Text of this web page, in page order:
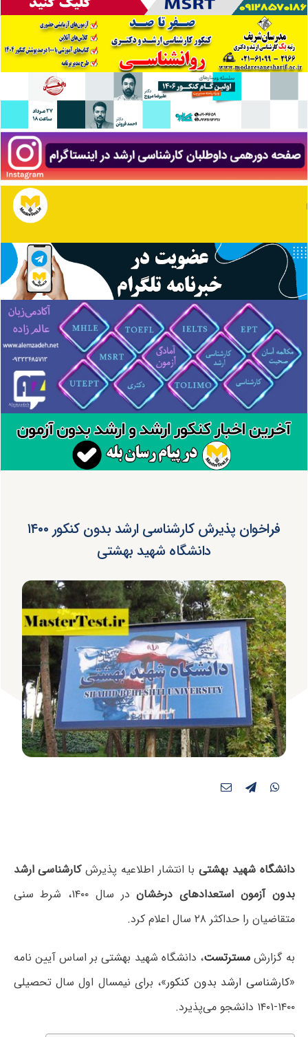
فراخوان پذیرش کارشناسی ارشد بدون کنکور ۱۴۰۰
دانشگاه شهید بهشتی
دانشگاه شهید بهشتی با انتشار اطلاعیه پذیرشکارشناسی ارشد
بدون آزمون استعدادهای درخشان
در سال ۱۴۰۰، شرط سنی
متقاضیان را حداکثر ۲۸ سال اعلام کرد.
به گزارشمسترتست، دانشگاه شهید بهشتی بر اساس آیین نامه
«کارشناسی ارشد بدون کنکور»، برای نیمسال اول سال تحصیلی
۱۴۰۰-۱۴۰۱ دانشجو می‌پذیرد.